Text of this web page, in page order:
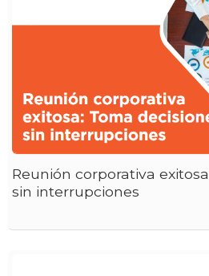
Reunión corporativa
sin interrupciones